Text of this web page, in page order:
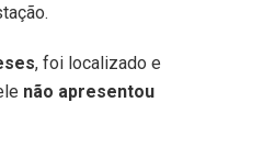
, foi localizado e
não apresentou